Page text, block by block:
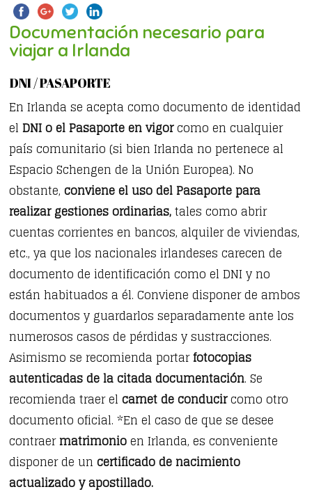
Documentación necesario para
viajar a Irlanda
DNI / PASAPORTE
En Irlanda se acepta como documento de identidad
elDNI o el Pasaporte en vigorcomo en cualquier
país comunitario (si bien Irlanda no pertenece al
Espacio Schengen de la Unión Europea). No
obstante,conviene el uso del Pasaporte para
realizar gestiones ordinarias,tales como abrir
cuentas corrientes en bancos, alquiler de viviendas,
etc., ya que los nacionales irlandeses carecen de
documento de identificación como el DNI y no
están habituados a él. Conviene disponer de ambos
documentos y guardarlos separadamente ante los
numerosos casos de pérdidas y sustracciones.
Asimismo se recomienda portarfotocopias
autenticadas de la citada documentación. Se
recomienda traer elcarnet de conducircomo otro
documento oficial. *En el caso de que se desee
contraermatrimonioen Irlanda, es conveniente
disponer de uncertificado de nacimiento
actualizado y apostillado.